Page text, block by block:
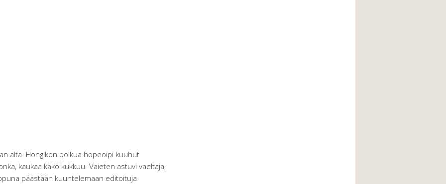
alta. Hongikon polkua hopeoipi kuuhut
kaukaa käkö kukkuu. Vaieten astuvi vaeltaja,
päästään kuuntelemaan editoituja